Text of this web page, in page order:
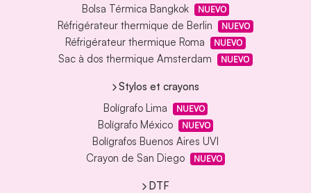
Bolsa Térmica Bangkok
NUEVO
Réfrigérateur thermique de Berlin NUEVO
Réfrigérateur thermique Roma NUEVO
Sac à dos thermique Amsterdam NUEVO
Stylos et crayons
Bolígrafo Lima
NUEVO
Bolígrafo México NUEVO
Bolígrafos Buenos Aires UVI
Crayon de San Diego
NUEVO
DTF